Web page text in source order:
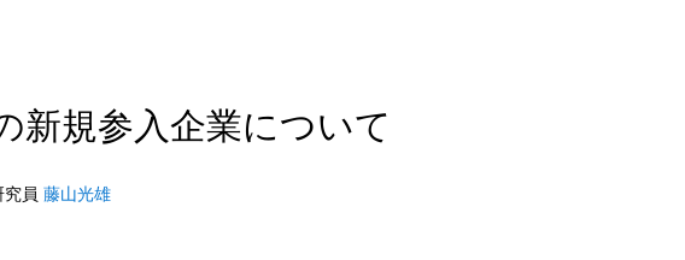
新規参入企業について
員 藤山光雄